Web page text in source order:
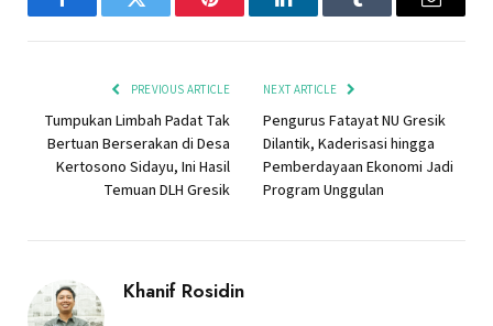
FacebookTwitter Pinterest LinkedInTumblr Email
PREVIOUS ARTICLE
Tumpukan Limbah Padat Tak
Bertuan Berserakan di Desa
Kertosono Sidayu, Ini Hasil
Temuan DLH Gresik
NEXT ARTICLE
Pengurus Fatayat NU Gresik
Dilantik, Kaderisasi hingga
Pemberdayaan Ekonomi Jadi
Program Unggulan
Khanif Rosidin